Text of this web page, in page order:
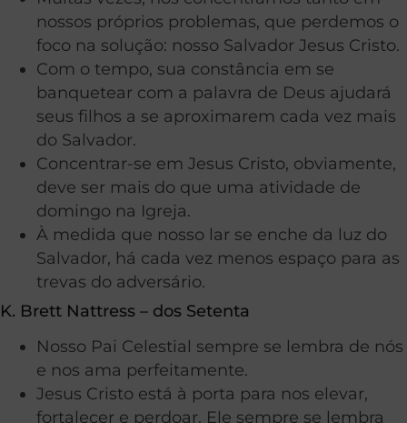
nossos próprios problemas, que perdemos o
foco na solução: nosso Salvador Jesus Cristo.
Com o tempo, sua constância em se
banquetear com a palavra de Deus ajudará
seus filhos a se aproximarem cada vez mais
do Salvador.
Concentrar-se em Jesus Cristo, obviamente,
deve ser mais do que uma atividade de
domingo na Igreja.
À medida que nosso lar se enche da luz do
Salvador, há cada vez menos espaço para as
trevas do adversário.
K. Brett Nattress – dos Setenta
Nosso Pai Celestial sempre se lembra de nós
e nos ama perfeitamente.
Jesus Cristo está à porta para nos elevar,
fortalecer e perdoar. Ele sempre se lembra